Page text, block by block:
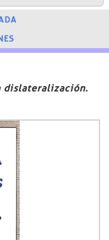
dislateralización.